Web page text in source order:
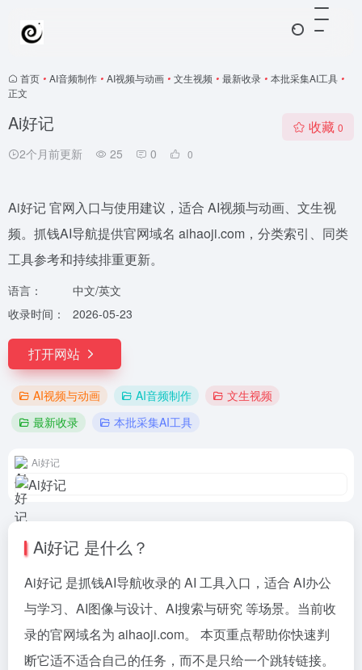
首页 • AI音频制作 • AI视频与动画 • 文生视频 • 最新收录 • 本批采集AI工具 •
正文
Ai好记
2个月前更新 25 0 0
收藏 0
Ai好记 官网入口与使用建议，适合 AI视频与动画、文生视
频。抓钱AI导航提供官网域名 aihaoji.com，分类索引、同类
工具参考和持续排重更新。
语言：
中文/英文
收录时间：
2026-05-23
打开网站
AI视频与动画 AI音频制作
文生视频
最新收录
本批采集AI工具
Ai好记
Ai好记 是什么？
Ai好记 是抓钱AI导航收录的 AI 工具入口，适合 AI办公
与学习、AI图像与设计、AI搜索与研究 等场景。当前收
录的官网域名为 aihaoji.com。 本页重点帮助你快速判
断它适不适合自己的任务，而不是只给一个跳转链接。